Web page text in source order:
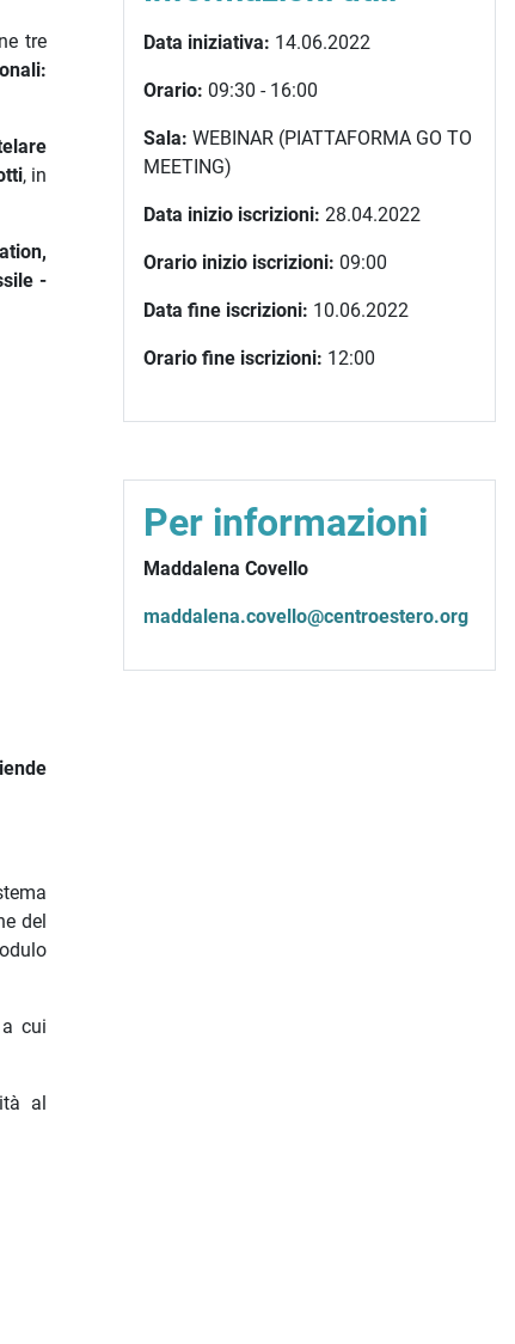
tre
, in
-
del
cui
al
Data iniziativa: 14.06.2022
Orario: 09:30 - 16:00
Sala: WEBINAR (PIATTAFORMA GO TO
MEETING)
Data inizio iscrizioni: 28.04.2022
Orario inizio iscrizioni: 09:00
Data fine iscrizioni: 10.06.2022
Orario fine iscrizioni: 12:00
Per informazioni
Maddalena Covello
maddalena.covello@centroestero.org